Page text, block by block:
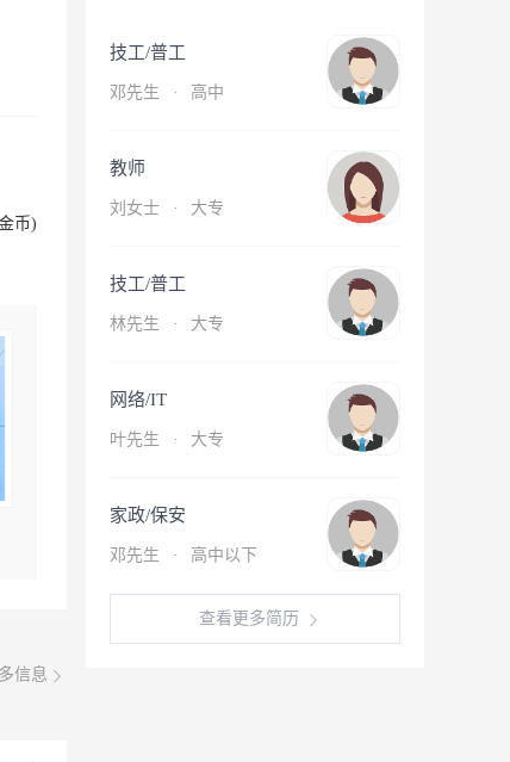
币)
信息
技工/普工
邓先生 · 高中
教师
刘女士 · 大专
技工/普工
林先生 · 大专
网络/IT
叶先生 · 大专
家政/保安
邓先生 · 高中以下
查看更多简历